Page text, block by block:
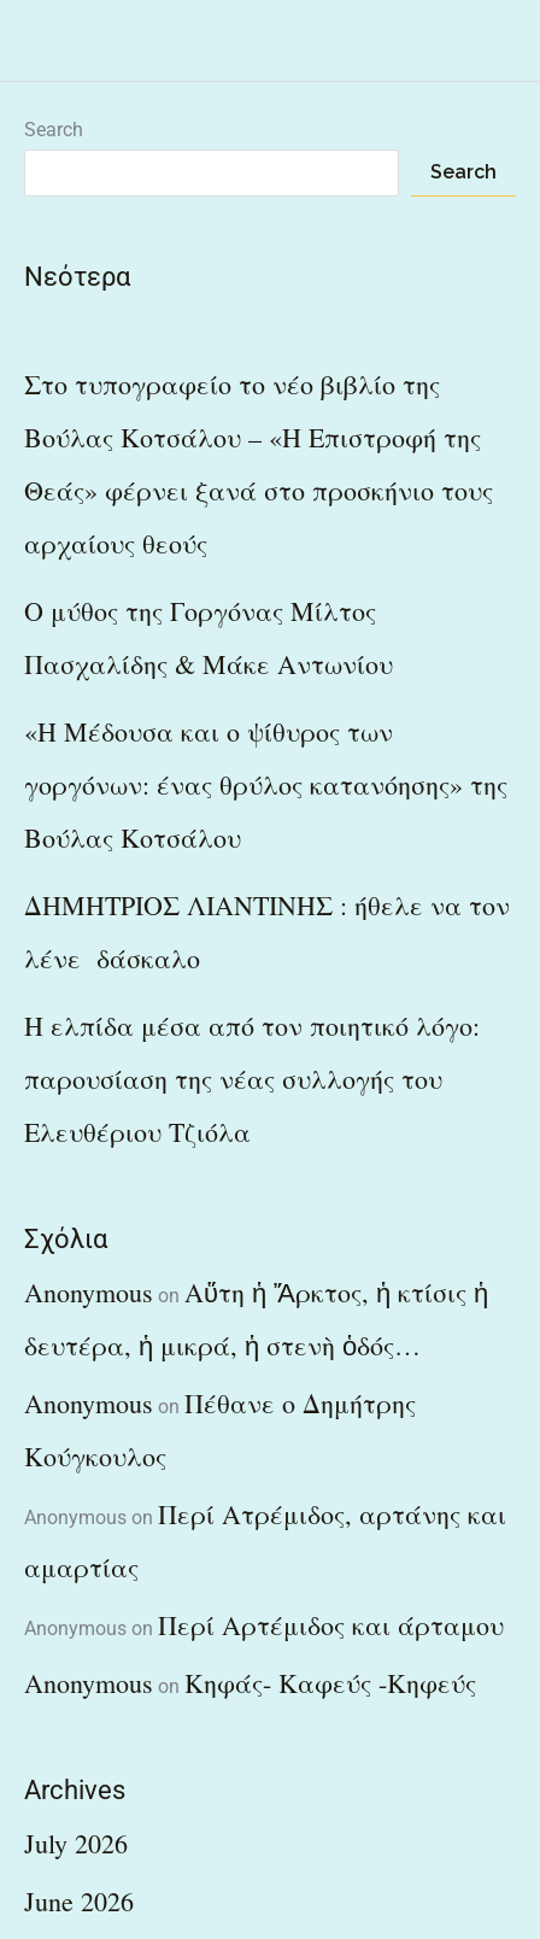
Search
Search
Νεότερα
Στο τυπογραφείο το νέο βιβλίο της
Βούλας Κοτσάλου – «Η Επιστροφή της
Θεάς» φέρνει ξανά στο προσκήνιο τους
αρχαίους θεούς
Ο μύθος της Γοργόνας Μίλτος
Πασχαλίδης & Μάκε Αντωνίου
«Η Μέδουσα και ο ψίθυρος των
γοργόνων: ένας θρύλος κατανόησης» της
Βούλας Κοτσάλου
ΔΗΜΗΤΡΙΟΣ ΛΙΑΝΤΙΝΗΣ : ήθελε να τον
λένε δάσκαλο
Η ελπίδα μέσα από τον ποιητικό λόγο:
παρουσίαση της νέας συλλογής του
Ελευθέριου Τζιόλα
Σχόλια
Anonymous on Αὕτη ἡ Ἄρκτος, ἡ κτίσις ἡ
δευτέρα, ἡ μικρά, ἡ στενὴ ὁδός…
Anonymous on Πέθανε ο Δημήτρης
Κούγκουλος
Anonymous on Περί Ατρέμιδος, αρτάνης και
αμαρτίας
Anonymous on Περί Αρτέμιδος και άρταμου
Anonymous on Κηφάς- Καφεύς -Κηφεύς
Archives
July 2026
June 2026